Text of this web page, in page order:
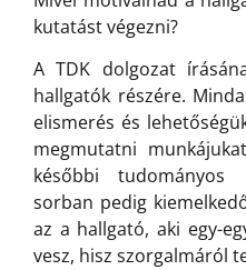
kutatást végezni?
A TDK dolgozat
hallgatók részére.
elismerés és
megmutatni
későbbi tudományos
sorban pedig
az a hallgató, aki egy-
vesz, hisz szorgalmáról